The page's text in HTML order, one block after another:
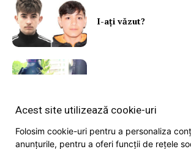
News Week
Magazine PRO
I-aţi văzut?
Din cauza unei
Acest site utilizează cookie-uri
Folosim cookie-uri pentru a personaliza
anunțurile, pentru a oferi funcții de rețele